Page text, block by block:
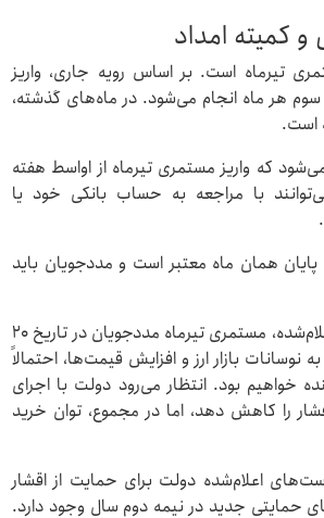
تیرماه است. بر اساس رویه جاری، واریز
هر ماه انجام می‌شود. در ماه‌های گذشته،
۸ تیر ۱۴۰۵ است، پیش‌بینی می‌شود که واریز مستمری تیرماه از اواسط هفته
می‌توانند با مراجعه به حساب بانکی خود یا
همان ماه معتبر است و مددجویان باید
پیش‌بینی کوتاه‌مدت (تیر و مرداد ۱۴۰۵): با توجه به برنامه اعلام‌شده، مستمری تیرماه مددجویان در تاریخ ۲۰
بازار ارز و افزایش قیمت‌ها، احتمالاً
خواهیم بود. انتظار می‌رود دولت با اجرای
را کاهش دهد، اما در مجموع، توان خرید
۱۴۰۵): با توجه به سیاست‌های اعلام‌شده دولت برای حمایت از اقشار
حمایتی جدید در نیمه دوم سال وجود دارد.